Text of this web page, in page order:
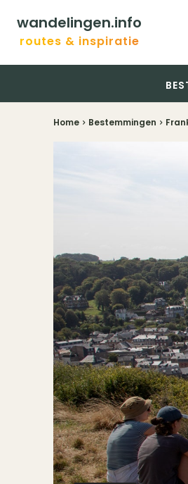
wandelingen.info
routes & inspiratie
Home Bestemmingen